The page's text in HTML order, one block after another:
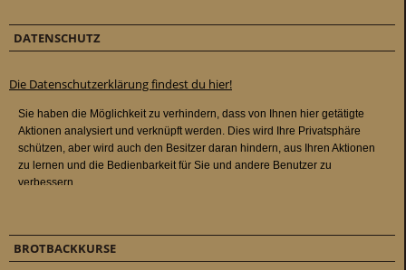
DATENSCHUTZ
Die Datenschutzerklärung findest du hier!
BROTBACKKURSE